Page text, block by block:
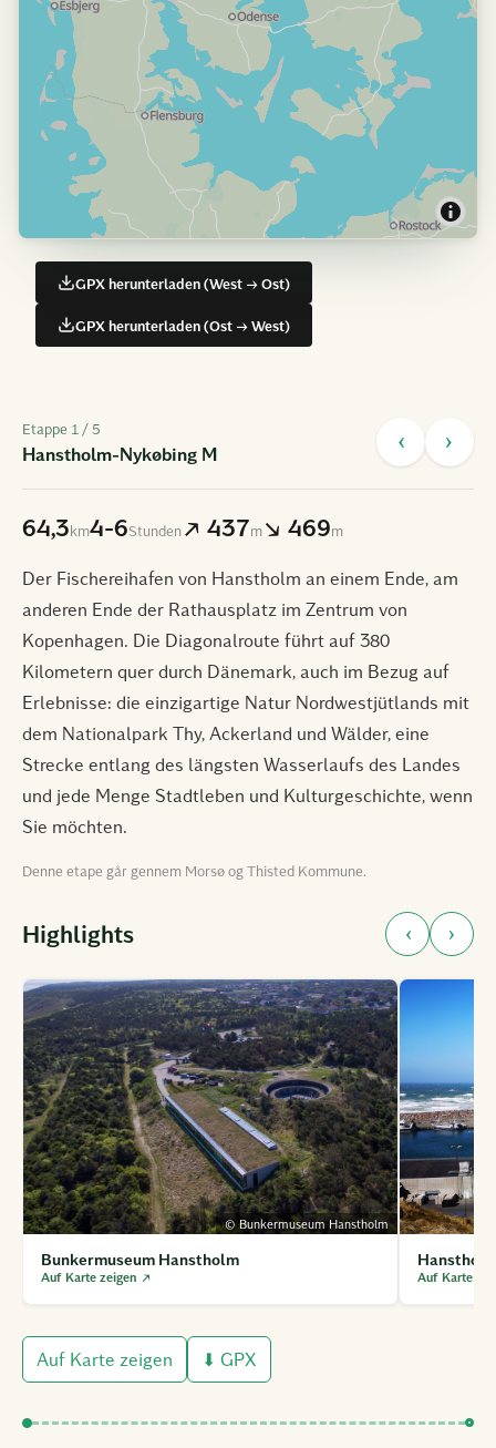
GPX herunterladen (West → Ost)
GPX herunterladen (Ost → West)
‹
Etappe 1 / 5
Hanstholm-Nykøbing M ›
64,3km4-6Stunden ↗ 437m ↘ 469m
Der Fischereihafen von Hanstholm an einem Ende, am
anderen Ende der Rathausplatz im Zentrum von
Kopenhagen. Die Diagonalroute führt auf 380
Kilometern quer durch Dänemark, auch im Bezug auf
Erlebnisse: die einzigartige Natur Nordwestjütlands mit
dem Nationalpark Thy, Ackerland und Wälder, eine
Strecke entlang des längsten Wasserlaufs des Landes
und jede Menge Stadtleben und Kulturgeschichte, wenn
Sie möchten.
Denne etape går gennem Morsø og Thisted Kommune.
Highlights ‹ ›
© Bunkermuseum Hanstholm
Bunkermuseum Hanstholm
Auf Karte zeigen ↗ Auf Karte
Auf Karte zeigen ⬇ GPX